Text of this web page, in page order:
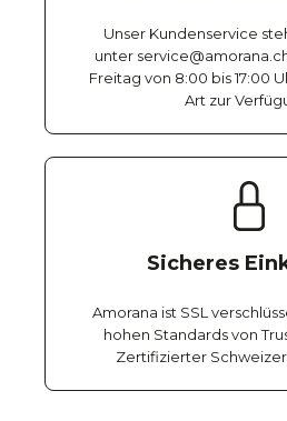
Unser Kundenservice
unter
Freitag von 8:00 bis 17:00
Art zur
Sicheres
Amorana ist SSL
hohen Standards von
Zertifizierter Schweizer